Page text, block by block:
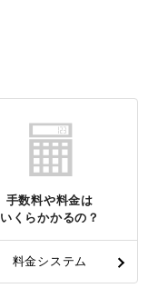
手数料や料金は
いくらかかるの？
料金システム